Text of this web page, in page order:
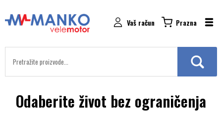
Vaš račun Prazna
Odaberite život bez ograničenja